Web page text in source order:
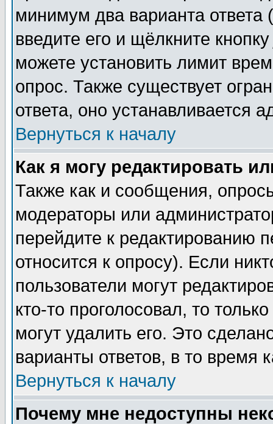
минимум два варианта ответа
введите его и щёлкните
можете установить лимит
опрос. Также существует
ответа, оно устанавливается
Вернуться к началу
Как я могу редактировать
Также как и сообщения,
модераторы или
перейдите к редактированию
относится к опросу). Если
пользователи могут
кто-то проголосовал, то
могут удалить его. Это
варианты ответов, в то время
Вернуться к началу
Почему мне недоступны